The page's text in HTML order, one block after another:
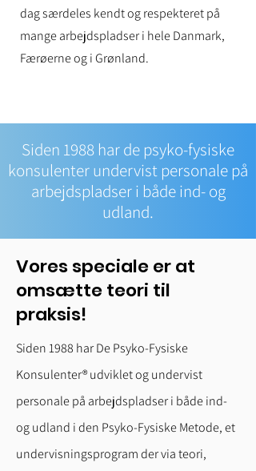
dag særdeles kendt og respekteret på
mange arbejdspladser i hele Danmark,
Færøerne og i Grønland.
Siden 1988 har de psyko-fysiske
konsulenter undervist personale på
arbejdspladser i både ind- og
udland.
Vores speciale er at
omsætte teori til
praksis!
Siden 1988 har De Psyko-Fysiske
Konsulenter® udviklet og undervist
personale på arbejdspladser i både ind-
og udland i den Psyko-Fysiske Metode, et
undervisningsprogram der via teori,